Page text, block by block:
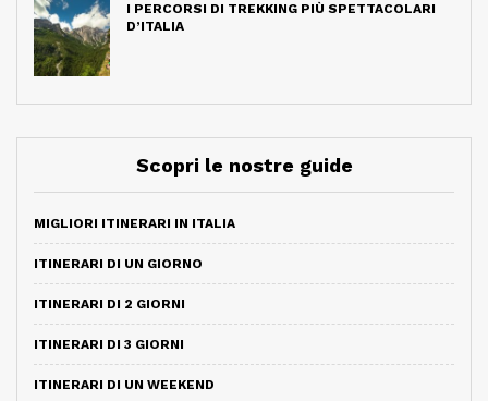
I PERCORSI DI TREKKING PIÙ SPETTACOLARI
D’ITALIA
Scopri le nostre guide
MIGLIORI ITINERARI IN ITALIA
ITINERARI DI UN GIORNO
ITINERARI DI 2 GIORNI
ITINERARI DI 3 GIORNI
ITINERARI DI UN WEEKEND